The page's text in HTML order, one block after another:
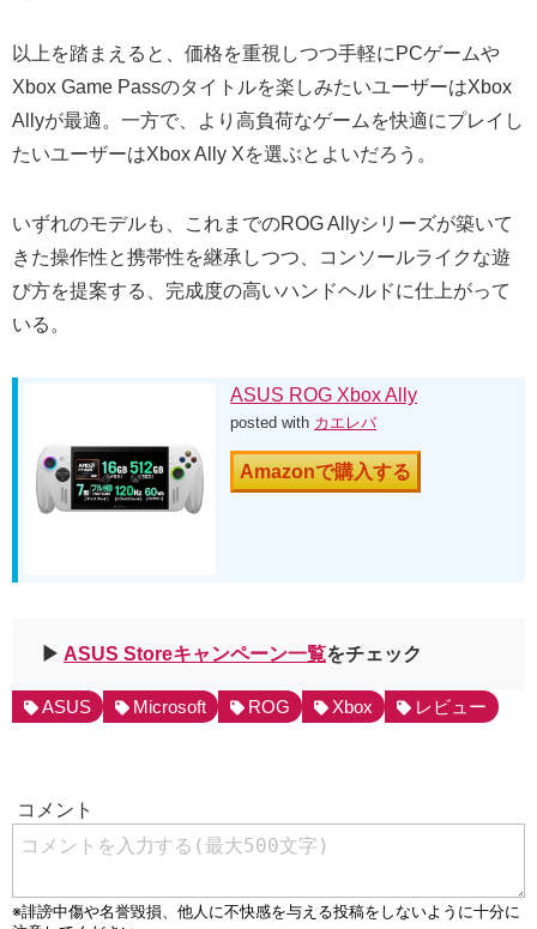
以上を踏まえると、価格を重視しつつ手軽にPCゲームや
Xbox Game Passのタイトルを楽しみたいユーザーはXbox
Allyが最適。一方で、より高負荷なゲームを快適にプレイし
たいユーザーはXbox Ally Xを選ぶとよいだろう。
いずれのモデルも、これまでのROG Allyシリーズが築いて
きた操作性と携帯性を継承しつつ、コンソールライクな遊
び方を提案する、完成度の高いハンドヘルドに仕上がって
いる。
ASUS ROG Xbox Ally
posted with カエレバ
Amazonで購入する
▶︎ ASUS Storeキャンペーン一覧をチェック
ASUS Microsoft ROG Xbox レビュー